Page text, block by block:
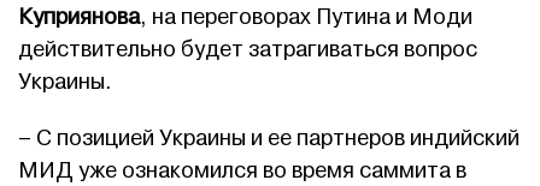
Куприянова, на переговорах Путина и Моди
действительно будет затрагиваться вопрос
Украины.
– С позицией Украины и ее партнеров индийский
МИД уже ознакомился во время саммита в